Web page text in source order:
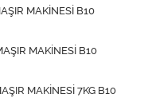
MAKİNESİ B10
MAKİNESİ B10
MAKİNESİ 7KG B10